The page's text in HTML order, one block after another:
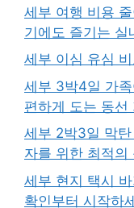
세부 여행 비용
기에도 즐기는 실
세부 이심 유심
세부 3박4일 가
편하게 도는 동선
세부 2박3일 막
자를 위한 최적의
세부 현지 택시
확인부터 시작하